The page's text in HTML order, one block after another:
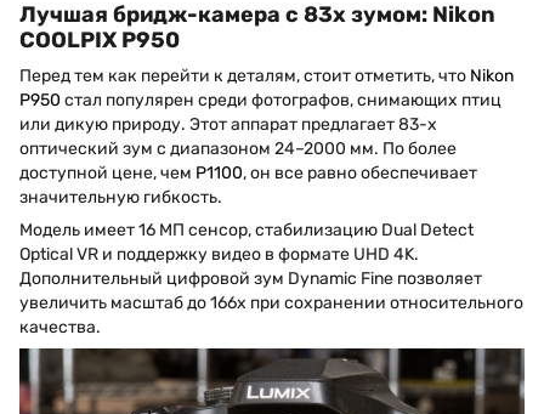
Лучшая бридж-камера с 83х зумом: Nikon
COOLPIX P950
Перед тем как перейти к деталям, стоит отметить, что Nikon
P950 стал популярен среди фотографов, снимающих птиц
или дикую природу. Этот аппарат предлагает 83-х
оптический зум с диапазоном 24–2000 мм. По более
доступной цене, чем P1100, он все равно обеспечивает
значительную гибкость.
Модель имеет 16 МП сенсор, стабилизацию Dual Detect
Optical VR и поддержку видео в формате UHD 4K.
Дополнительный цифровой зум Dynamic Fine позволяет
увеличить масштаб до 166х при сохранении относительного
качества.